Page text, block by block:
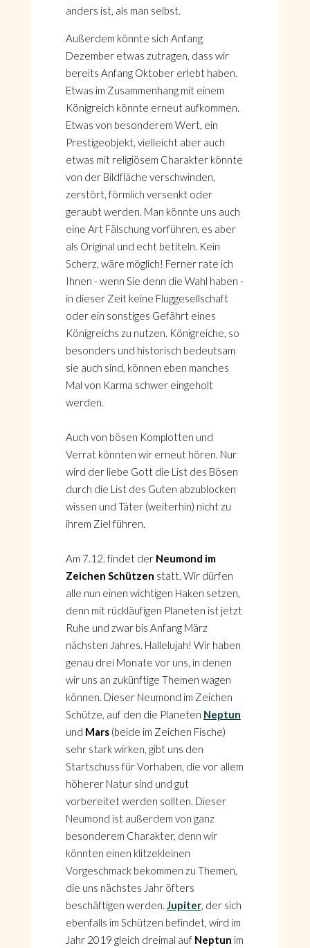
anders ist, als man selbst.
Außerdem könnte sich Anfang
Dezember etwas zutragen, dass wir
bereits Anfang Oktober erlebt haben.
Etwas im Zusammenhang mit einem
Königreich könnte erneut aufkommen.
Etwas von besonderem Wert, ein
Prestigeobjekt, vielleicht aber auch
etwas mit religiösem Charakter könnte
von der Bildfläche verschwinden,
zerstört, förmlich versenkt oder
geraubt werden. Man könnte uns auch
eine Art Fälschung vorführen, es aber
als Original und echt betiteln. Kein
Scherz, wäre möglich! Ferner rate ich
Ihnen - wenn Sie denn die Wahl haben -
in dieser Zeit keine Fluggesellschaft
oder ein sonstiges Gefährt eines
Königreichs zu nutzen. Königreiche, so
besonders und historisch bedeutsam
sie auch sind, können eben manches
Mal von Karma schwer eingeholt
werden.
Auch von bösen Komplotten und
Verrat könnten wir erneut hören. Nur
wird der liebe Gott die List des Bösen
durch die List des Guten abzublocken
wissen und Täter (weiterhin) nicht zu
ihrem Ziel führen.
Am 7.12. findet derNeumond im
Zeichen Schützen statt. Wir dürfen
alle nun einen wichtigen Haken setzen,
denn mit rückläufigen Planeten ist jetzt
Ruhe und zwar bis Anfang März
nächsten Jahres. Hallelujah! Wir haben
genau drei Monate vor uns, in denen
wir uns an zukünftige Themen wagen
können. Dieser Neumond im Zeichen
Schütze, auf den die Planeten Neptun
und Mars(beide im Zeichen Fische)
sehr stark wirken, gibt uns den
Startschuss für Vorhaben, die vor allem
höherer Natur sind und gut
vorbereitet werden sollten. Dieser
Neumond ist außerdem von ganz
besonderem Charakter, denn wir
könnten einen klitzekleinen
Vorgeschmack bekommen zu Themen,
die uns nächstes Jahr öfters
beschäftigen werden. Jupiter, der sich
ebenfalls im Schützen befindet, wird im
Jahr 2019 gleich dreimal auf Neptun im